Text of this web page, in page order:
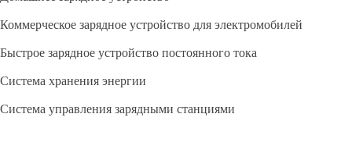
Коммерческое зарядное устройство для электромобилей
Быстрое зарядное устройство постоянного тока
Система хранения энергии
Система управления зарядными станциями